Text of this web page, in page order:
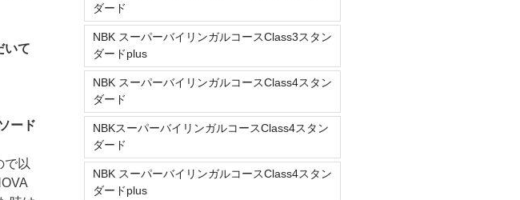
いて
ード
で以
ダード
NBK スーパーバイリンガルコースClass3スタン
ダードplus
NBK スーパーバイリンガルコースClass4スタン
ダード
NBKスーパーバイリンガルコースClass4スタン
ダード
NBK スーパーバイリンガルコースClass4スタン
ダードplus